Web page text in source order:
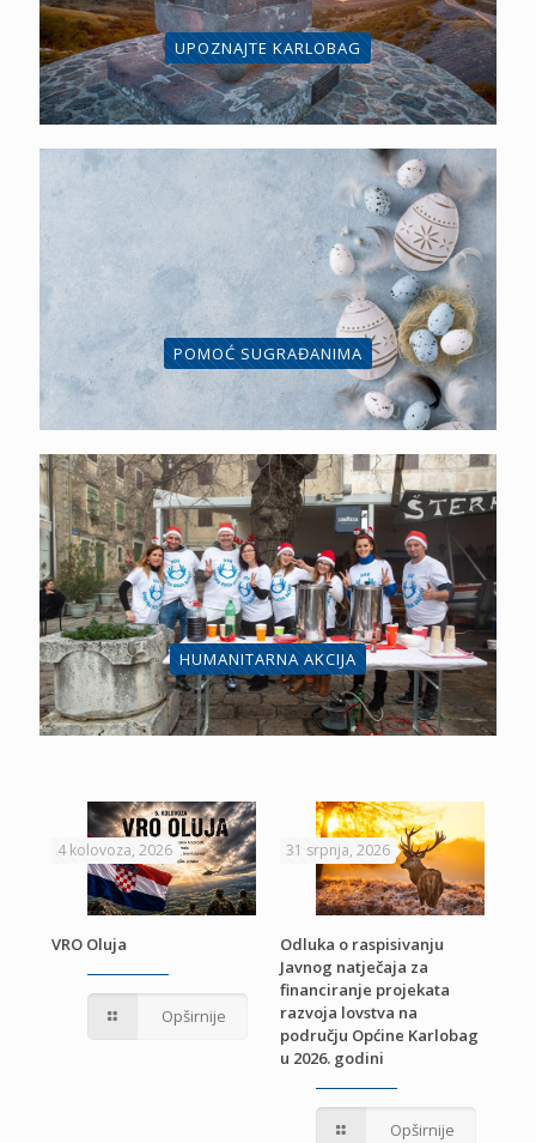
UPOZNAJTE KARLOBAG
POMOĆ SUGRAĐANIMA
HUMANITARNA AKCIJA
4 kolovoza, 2026
VRO Oluja
Opširnije
31 srpnja, 2026
Odluka o raspisivanju
Javnog natječaja za
financiranje projekata
razvoja lovstva na
području Općine Karlobag
u 2026. godini
Opširnije